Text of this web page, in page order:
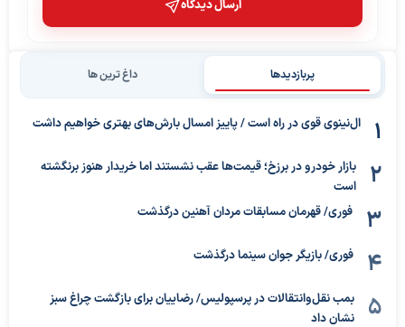
ارسال دیدگاه
پربازدیدها داغ ترین ها
ال‌نینوی قوی در راه است / پاییز امسال بارش‌های بهتری خواهیم داشت
بازار خودرو در برزخ؛ قیمت‌ها عقب نشستند اما خریدار هنوز برنگشته
است
فوری/ قهرمان مسابقات مردان آهنین درگذشت
فوری/ بازیگر جوان سینما درگذشت
بمب نقل‌وانتقالات در پرسپولیس/ رضاییان برای بازگشت چراغ سبز
نشان داد